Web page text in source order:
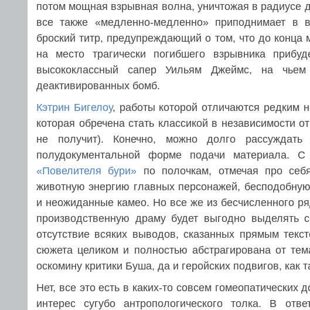
потом мощная взрывная волна, уничтожая в радиусе
все также «медленно-медленно» приподнимает в
броский титр, предупреждающий о том, что до конца
на место трагически погибшего взрывника
высококлассный сапер Уильям Джеймс, на
деактивированных бомб.
Кэтрин Бигелоу, работы которой отличаются редким
которая обречена стать классикой в независимости
не получит). Конечно, можно долго
полудокументальной форме подачи материала.
«Повелителя бури» по полочкам, отмечая про
животную энергию главных персонажей,
и неожиданные камео. Но все же из бесчисленного
производственную драму будет выгодно
отсутствие всяких выводов, сказанных прямым
сюжета целиком и полностью абстрагирована от
оскомину критики Буша, да и геройских подвигов, как
Нет, все это есть в каких-то совсем
интерес сугубо антропологического толка. В